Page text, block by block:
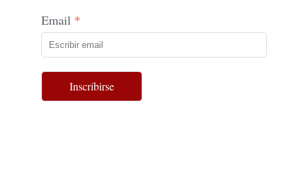
Email
Inscribirse